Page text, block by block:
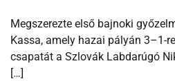
Megszerezte első bajnoki
Kassa, amely hazai pályán 3–1-
csapatát a Szlovák Labdarúgó
[…]